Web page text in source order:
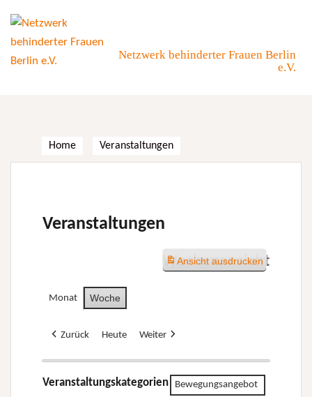
content
Netzwerk behinderter Frauen Berlin
e.V.
Home Veranstaltungen
Veranstaltungen
Wochenansicht
Monat Woche
Zurück Heute Weiter
Veranstaltungskategorien Bewegungsangebot
Ansichtausdrucken